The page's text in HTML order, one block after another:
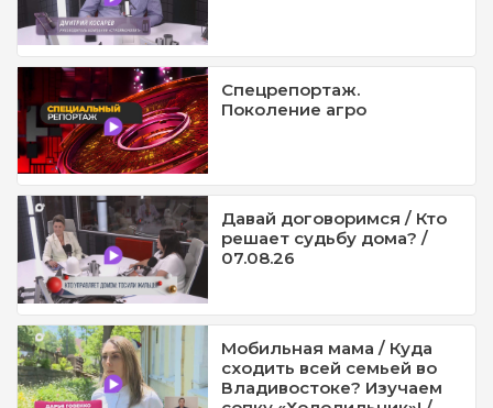
Спецрепортаж.
Поколение агро
Давай договоримся / Кто
решает судьбу дома? /
07.08.26
Мобильная мама / Куда
сходить всей семьей во
Владивостоке? Изучаем